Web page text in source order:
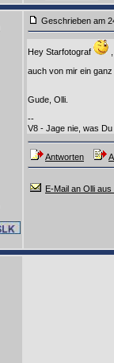
Geschrieben
Hey Starfotograf
auch von mir ein
Gude, Olli.
--
V8 - Jage nie, was
Antworten
E-Mail an Olli